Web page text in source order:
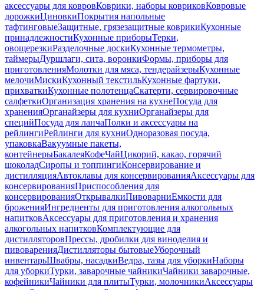
аксессуары для ковровКоврики, наборы ковриковКовровые
дорожкиЦиновкиПокрытия напольные
тафтинговыеЗащитные, грязезащитные коврикиКухонные
принадлежностиКухонные приборыТерки,
овощерезкиРазделочные доскиКухонные термометры,
таймерыДуршлаги, сита, воронкиФормы, приборы для
приготовленияМолотки для мяса, тендерайзерыКухонные
мелочиМискиКухонный текстильКухонные фартуки,
прихваткиКухонные полотенцаСкатерти, сервировочные
салфеткиОрганизация хранения на кухнеПосуда для
храненияОрганайзеры для кухниОрганайзеры для
специйПосуда для ланчаПолки и аксессуары на
рейлингиРейлинги для кухниОдноразовая посуда,
упаковкаВакуумные пакеты,
контейнерыБакалеяКофеЧайЦикорий, какао, горячий
шоколадСиропы и топпингиКонсервирование и
дистилляцияАвтоклавы для консервированияАксессуары для
консервированияПриспособления для
консервированияОткрывалкиПивоварниЕмкости для
броженияИнгредиенты для приготовления алкогольных
напитковАксессуары для приготовления и хранения
алкогольных напитковКомплектующие для
дистилляторовПрессы, дробилки для виноделия и
пивоваренияДистилляторы бытовыеУборочный
инвентарьШвабры, насадкиВедра, тазы для уборкиНаборы
для уборкиТурки, заварочные чайникиЧайники заварочные,
кофейникиЧайники для плитыТурки, молочникиАксессуары